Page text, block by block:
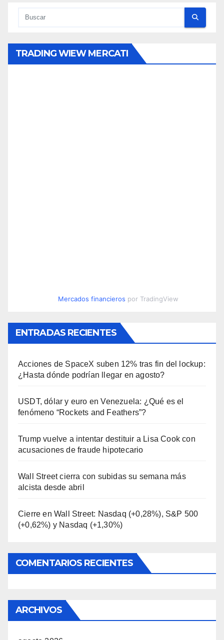
TRADING WIEW MERCATI
Mercados financieros por TradingView
ENTRADAS RECIENTES
Acciones de SpaceX suben 12% tras fin del lockup:
¿Hasta dónde podrían llegar en agosto?
USDT, dólar y euro en Venezuela: ¿Qué es el
fenómeno “Rockets and Feathers”?
Trump vuelve a intentar destituir a Lisa Cook con
acusaciones de fraude hipotecario
Wall Street cierra con subidas su semana más
alcista desde abril
Cierre en Wall Street: Nasdaq (+0,28%), S&P 500
(+0,62%) y Nasdaq (+1,30%)
COMENTARIOS RECIENTES
ARCHIVOS